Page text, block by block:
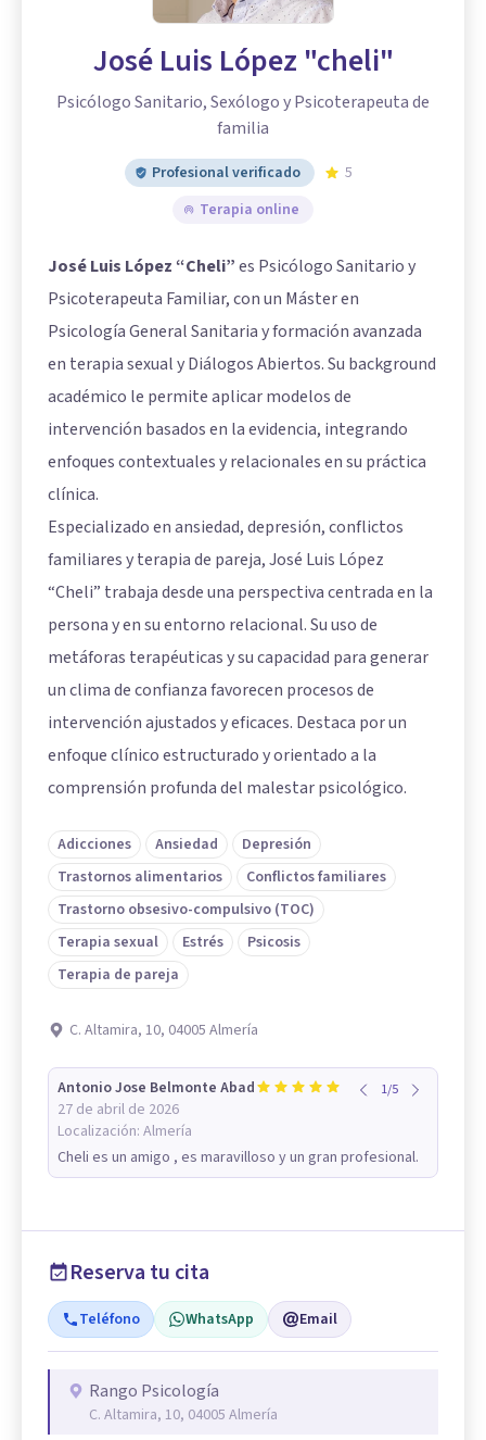
José Luis López "cheli"
Psicólogo Sanitario, Sexólogo y Psicoterapeuta de
familia
Profesional verificado
5
Terapia online
José Luis López “Cheli”es Psicólogo Sanitario y
Psicoterapeuta Familiar, con un Máster en
Psicología General Sanitaria y formación avanzada
en terapia sexual y Diálogos Abiertos. Su background
académico le permite aplicar modelos de
intervención basados en la evidencia, integrando
enfoques contextuales y relacionales en su práctica
clínica.
Especializado en ansiedad, depresión, conflictos
familiares y terapia de pareja, José Luis López
“Cheli” trabaja desde una perspectiva centrada en la
persona y en su entorno relacional. Su uso de
metáforas terapéuticas y su capacidad para generar
un clima de confianza favorecen procesos de
intervención ajustados y eficaces. Destaca por un
enfoque clínico estructurado y orientado a la
comprensión profunda del malestar psicológico.
Adicciones Ansiedad
Depresión
Trastornos alimentarios
Conflictos familiares
Trastorno obsesivo-compulsivo (TOC)
Terapia sexual
Estrés
Psicosis
Terapia de pareja
C. Altamira, 10, 04005 Almería
Antonio Jose Belmonte Abad
27 de abril de 2026
Localización: Almería
1/5
Cheli es un amigo , es maravilloso y un gran profesional.
Reserva tu cita
Teléfono WhatsApp Email
Rango Psicología
C. Altamira, 10, 04005 Almería